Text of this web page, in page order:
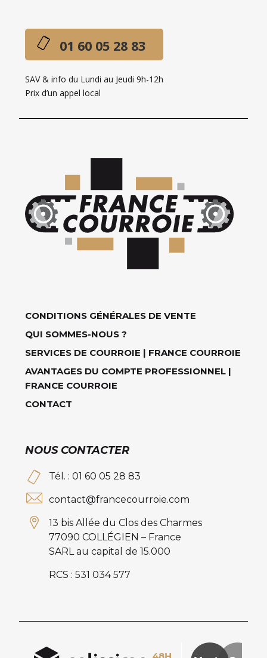
01 60 05 28 83
SAV & info du Lundi au Jeudi 9h-12h
Prix d’un appel local
CONDITIONS GÉNÉRALES DE VENTE
QUI SOMMES-NOUS ?
SERVICES DE COURROIE | FRANCE COURROIE
AVANTAGES DU COMPTE PROFESSIONNEL |
FRANCE COURROIE
CONTACT
NOUS CONTACTER
Tél. : 01 60 05 28 83
contact@francecourroie.com
13 bis Allée du Clos des Charmes
77090 COLLÉGIEN – France
SARL au capital de 15.000
RCS : 531 034 577